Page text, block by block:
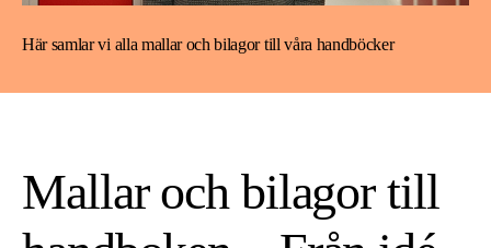
Här samlar vi alla mallar och bilagor till våra handböcker
Mallar och bilagor till